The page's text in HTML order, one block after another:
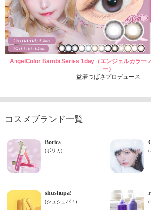
AngelColor Bambi Series 1day（エンジェルカラー
ー）
益若つばさプロデュース
コスメブランド一覧